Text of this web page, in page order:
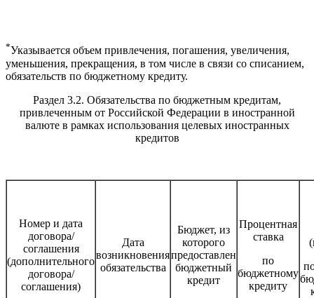
*Указывается объем привлечения, погашения, увеличения,
уменьшения, прекращения, в том числе в связи со списанием,
обязательств по бюджетному кредиту.
Раздел 3.2. Обязательства по бюджетным кредитам,
привлеченным от Российской Федерации в иностранной
валюте в рамках использования целевых иностранных
кредитов
Номер и дата
договора/
соглашения
(дополнительного
договора/
соглашения)
Дата
возникновения
обязательства
Бюджет, из
которого
предоставлен
бюджетный
кредит
Процентная
ставка
по
бюджетному
кредиту